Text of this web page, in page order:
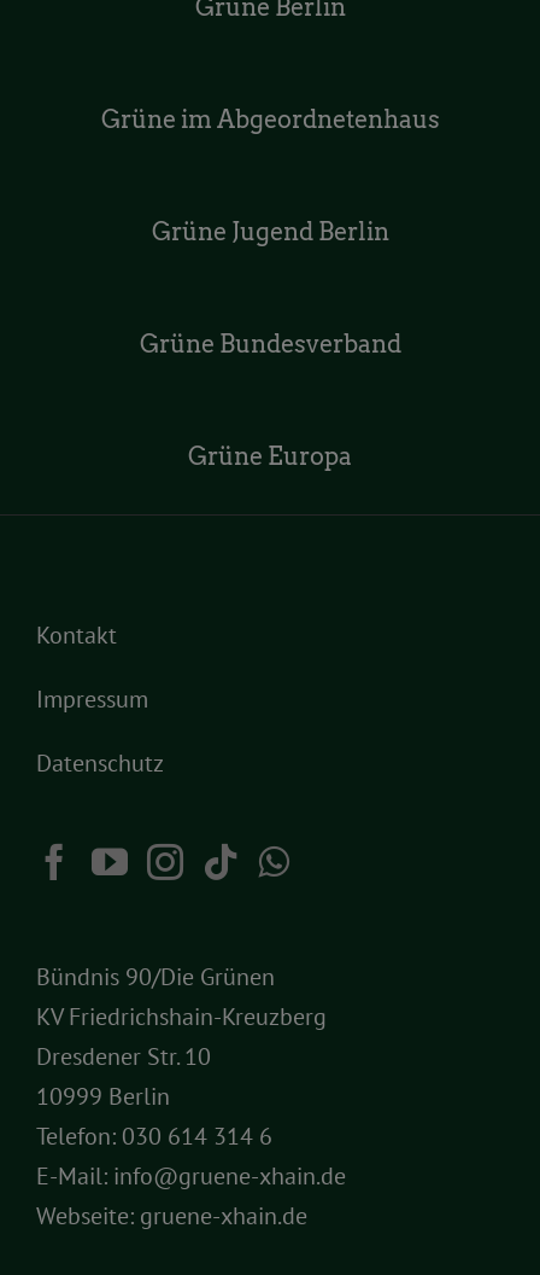
Grüne Berlin
Grüne im Abgeordnetenhaus
Grüne Jugend Berlin
Grüne Bundesverband
Grüne Europa
Kontakt
Impressum
Datenschutz
Bündnis 90/Die Grünen
KV Friedrichshain-Kreuzberg
Dresdener Str. 10
10999 Berlin
Telefon: 030 614 314 6
E-Mail: info@gruene-xhain.de
Webseite: gruene-xhain.de